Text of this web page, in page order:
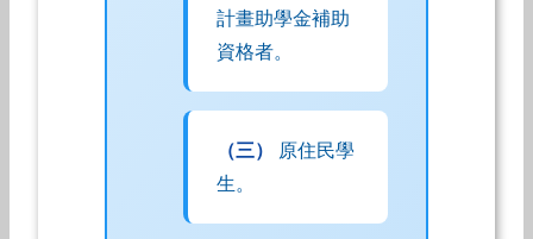
計畫助學金補助
資格者。
（三）
原住民學
生。